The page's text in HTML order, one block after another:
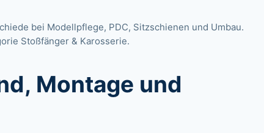
bei Modellpflege, PDC, Sitzschienen und Umbau.
Stoßfänger & Karosserie.
Montage und